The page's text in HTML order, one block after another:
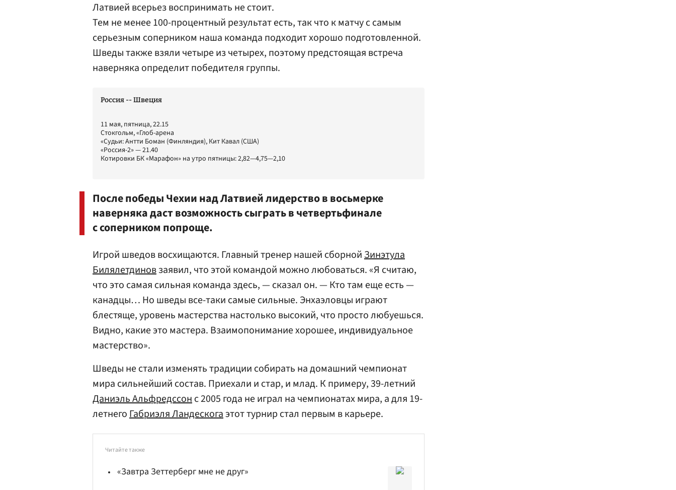
Латвией всерьез воспринимать не стоит.
Тем не менее 100-процентный результат есть, так что к матчу с самым
серьезным соперником наша команда подходит хорошо подготовленной.
Шведы также взяли четыре из четырех, поэтому предстоящая встреча
наверняка определит победителя группы.
Россия -- Швеция
11 мая, пятница, 22.15
Стокгольм, «Глоб-арена
«Судьи: Антти Боман (Финляндия), Кит Кавал (США)
«Россия-2» — 21.40
Котировки БК «Марафон» на утро пятницы: 2,82—4,75—2,10
После победы Чехии над Латвией лидерство в восьмерке
наверняка даст возможность сыграть в четвертьфинале
с соперником попроще.
Игрой шведов восхищаются. Главный тренер нашей сборнойЗинэтула
Билялетдиновзаявил, что этой командой можно любоваться. «Я считаю,
что это самая сильная команда здесь, — сказал он. — Кто там еще есть —
канадцы… Но шведы все-таки самые сильные. Энхаэловцы играют
блестяще, уровень мастерства настолько высокий, что просто любуешься.
Видно, какие это мастера. Взаимопонимание хорошее, индивидуальное
мастерство».
Шведы не стали изменять традиции собирать на домашний чемпионат
мира сильнейший состав. Приехали и стар, и млад. К примеру, 39-летний
Даниэль Альфредссонс 2005 года не играл на чемпионатах мира, а для 19-
летнегоГабриэля Ландескогаэтот турнир стал первым в карьере.
Читайте также
«Завтра Зеттерберг мне не друг»